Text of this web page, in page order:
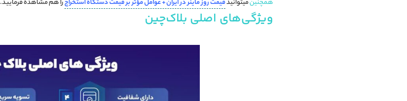
همچنینمیتوانیدقیمت روز ماینر در ایران + عوامل مؤثر بر قیمت دستگاه استخراجرا هم مشاهده فرمایید.
ویژگی‌های اصلی بلاک‌چین